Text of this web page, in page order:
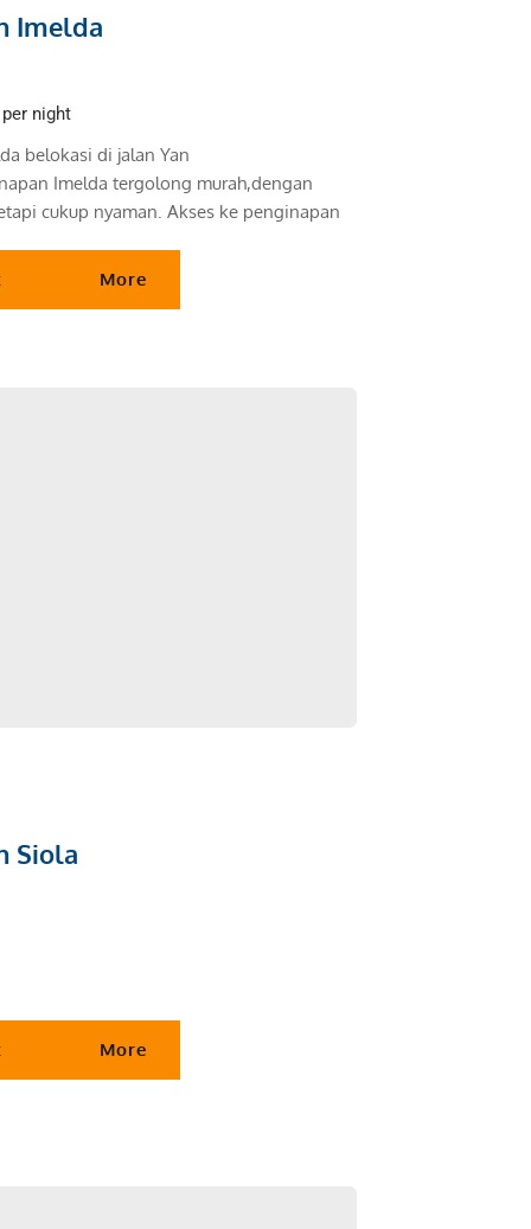
Imelda
per night
belokasi di jalan Yan
Imelda tergolong murah,dengan
cukup nyaman. Akses ke penginapan
More
Siola
More